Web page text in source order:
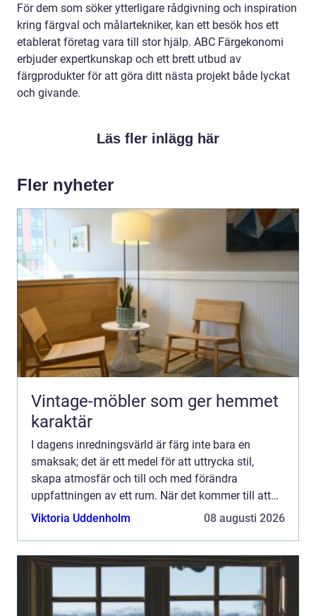
För dem som söker ytterligare rådgivning och inspiration
kring färgval och målartekniker, kan ett besök hos ett
etablerat företag vara till stor hjälp. ABC Färgekonomi
erbjuder expertkunskap och ett brett utbud av
färgprodukter för att göra ditt nästa projekt både lyckat
och givande.
Läs fler inlägg här
Fler nyheter
Vintage-möbler som ger hemmet
karaktär
I dagens inredningsvärld är färg inte bara en
smaksak; det är ett medel för att uttrycka stil,
skapa atmosfär och till och med förändra
uppfattningen av ett rum. När det kommer till att
välja rät...
Viktoria Uddenholm 08 augusti 2026